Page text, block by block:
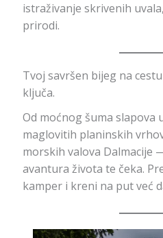
istraživanje skrivenih
prirodi.
Tvoj savršen bijeg na
ključa.
Od moćnog šuma slapova
maglovitih planinskih
morskih valova Dalmacije
avantura života te čeka.
kamper i kreni na put već